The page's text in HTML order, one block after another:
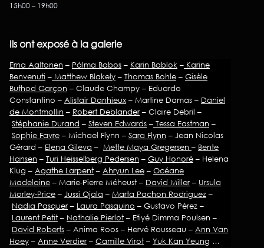
15h00 – 19h00
Ils ont exposé à la galerie
Erna Aaltonen – Pálma Babos – Karin Bablok – Karine
Benvenuti – Matthew Blakely – Thomas Bohle – Gisèle
Buthod Garçon – Claude Champy – Eduardo
Constantino – Alistair Danhieux – Martine Damas – Daniel
de Montmollin – Robert Deblander – Claire Debril –
Stéphanie Durand – Steven Edwards – Tessa Eastman –
Sophie Favre – Michael Flynn – Sara Flynn – Jean Nicolas
Gérard – Elena Gileva – Mette Maya Gregersen – Bente
Hansen – Turi Heisselberg Pedersen – Guy Honoré – Helena
Klug – Agathe Larpent – Ahryun Lee – Océane
Madelaine – Marie-Pierre Méheust – David Miller – Ursula
Morley-Price – Jussi Ojala – Marta Pachon Rodriguez –
Nadia Pasquer – Laura Pasquino – Gustavo Pérez –
Laurent Petit – Nathalie Pierlot – Etiyé Dimma Poulsen –
David Roberts – Anima Roos – Hervé Rousseau – Ann Van
Hoey – Anne Verdier – Camille Virot – Yuk Kan Yeung …